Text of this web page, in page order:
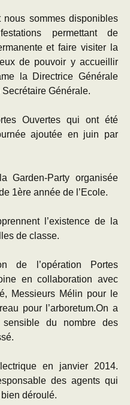
nous sommes disponibles
permettant de
et faire visiter la
de pouvoir y accueillir
la Directrice Générale
Générale.
Ouvertes qui ont été
ajoutée en juin par
Garden-Party organisée
1ère année de l’Ecole.
l’existence de la
de classe.
de l’opération Portes
en collaboration avec
Messieurs Mélin pour le
pour l’arboretum.On a
sensible du nombre des
en janvier 2014.
des agents qui
déroulé.